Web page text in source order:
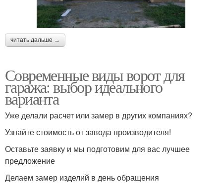
читать дальше →
Современные виды ворот для
гаража: выбор идеального
варианта
Уже делали расчет или замер в других компаниях?
Узнайте стоимость от завода производителя!
Оставьте заявку и мы подготовим для вас лучшее
предложение
Делаем замер изделий в день обращения